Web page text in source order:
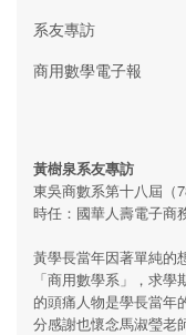
系友專訪
商用數學電子報
黃樹泉系友專訪
東吳商數系第十八屆（
時任：國華人壽電子商
黃學長當年因著單純的
「商用數學系」，求
的頭痛人物是學長當年
分感謝也懷念馬淑瑩老